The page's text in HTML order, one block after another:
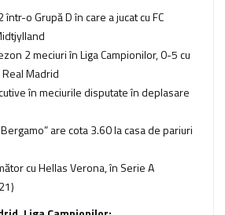
o Grupă D în care a jucat cu FC
2 meciuri în Liga Campionilor, 0-5 cu
Madrid
în meciurile disputate în deplasare
are cota 3.60 la casa de pariuri
cu Hellas Verona, în Serie A